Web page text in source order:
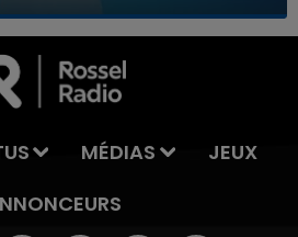
MÉDIAS
JEUX